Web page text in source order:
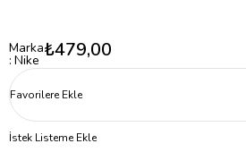
Marka
: Nike ₺479,00
Favorilere Ekle
İstek Listeme Ekle